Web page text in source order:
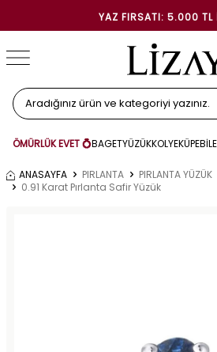
YAZ FIRSATI: 5.000 TL İNDIRIM
ÖMÜRLÜK EVET 💍BAGETYÜZÜKKOLYEKÜPE
ANASAYFA PIRLANTA PIRLANTA YÜZÜK
0.91 Karat Pırlanta Safir Yüzük